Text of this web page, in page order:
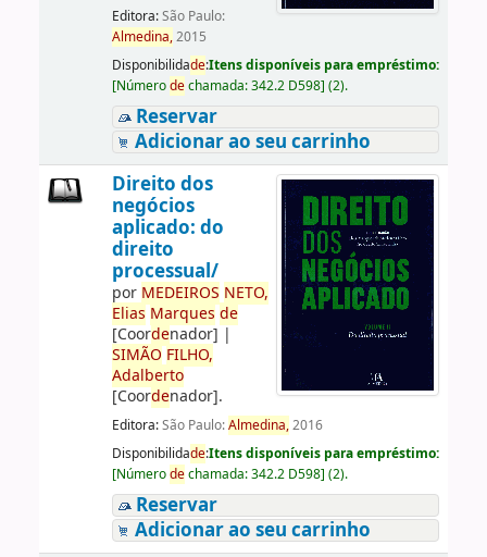
Editora:São Paulo:
Almedina,2015
Disponibilidade:Itens disponíveis para empréstimo:
[Númerodechamada:342.2 D598] (2).
Reservar
Adicionar ao seu carrinho
Direito dos
negócios
aplicado: do
direito
processual/
por MEDEIROS NETO,
Elias Marques de
[Coordenador] |
SIMÃO FILHO,
Adalberto
[Coordenador].
Editora:São Paulo:Almedina,2016
Disponibilidade:Itens disponíveis para empréstimo:
[Númerodechamada:342.2 D598] (2).
Reservar
Adicionar ao seu carrinho